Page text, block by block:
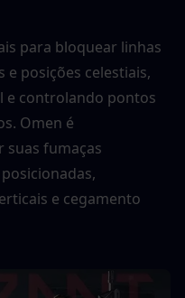
para bloquear linhas
posições celestiais,
e controlando pontos
Omen é
fumaças
e cegamento